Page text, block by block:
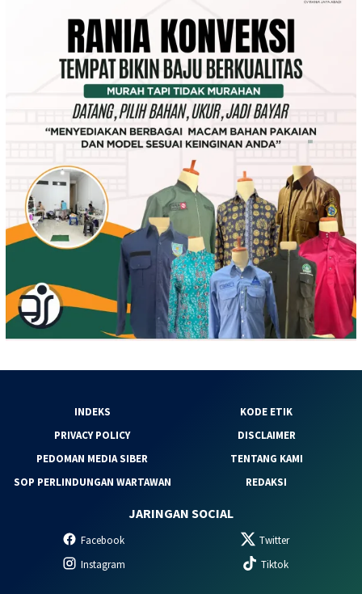
INDEKS
KODE ETIK
PRIVACY POLICY
DISCLAIMER
PEDOMAN MEDIA SIBER
TENTANG KAMI
SOP PERLINDUNGAN WARTAWAN
REDAKSI
JARINGAN SOCIAL
Facebook
Twitter
Instagram
Tiktok